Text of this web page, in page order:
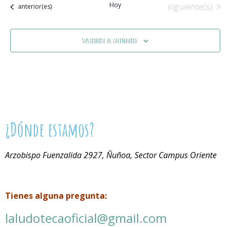
Eventos
anterior(es) Hoy Eventos
siguiente(s)
Suscribirse al calendario
¿Dónde estamos?
Arzobispo Fuenzalida 2927, Ñuñoa, Sector Campus Oriente
Tienes alguna pregunta:
laludotecaoficial@gmail.com